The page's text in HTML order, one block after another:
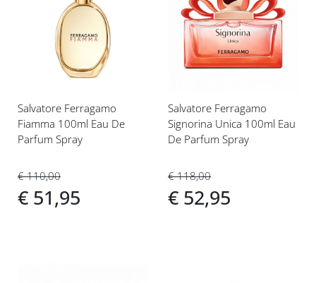
verlanglijst
Salvatore Ferragamo
Fiamma 100ml Eau De
Parfum Spray
€ 110,00
€ 51,95
toe
aan
verlanglijst
Salvatore Ferragamo
Signorina Unica 100ml Eau
De Parfum Spray
€ 118,00
€ 52,95